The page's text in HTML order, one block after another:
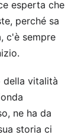
esperta che
perché sa
c'è sempre
della vitalità
ne ha da
storia ci